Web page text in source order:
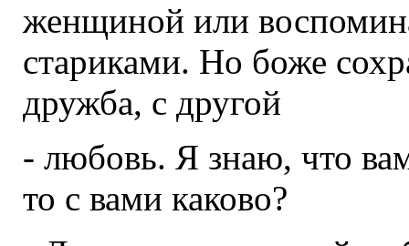
женщиной или
стариками. Но боже
дружба, с другой
- любовь. Я знаю, что
то с вами каково?